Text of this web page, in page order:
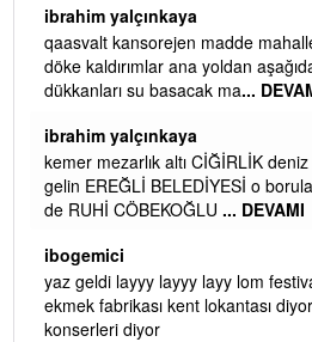
ibrahim yalçınkaya
qaasvalt kansorejen madde
döke kaldırımlar ana yoldan
dükkanları su basacak ma...
ibrahim yalçınkaya
kemer mezarlık altı CİĞİRLİK
gelin EREĞLİ BELEDİYESİ o
de RUHİ CÖBEKOĞLU ... DEVAMI
ibogemici
yaz geldi layyy layyy layy lom
ekmek fabrikası kent lokantası
konserleri diyor